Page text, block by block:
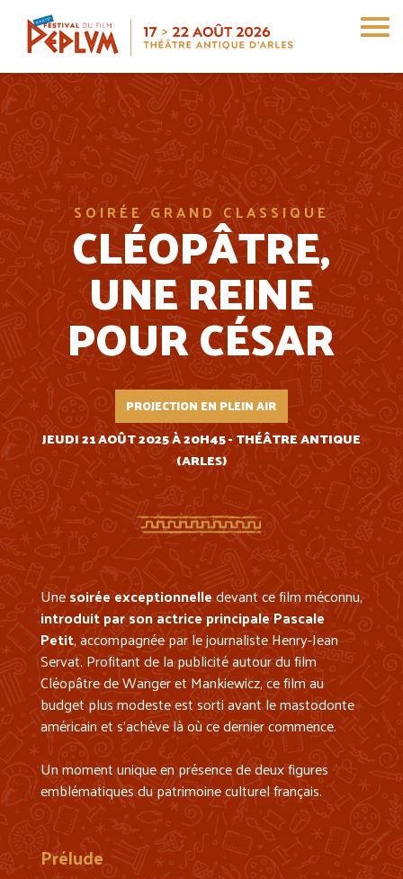
contenu
principal
SOIRÉE GRAND CLASSIQUE
CLÉOPÂTRE,
UNE REINE
POUR CÉSAR
PROJECTION EN PLEIN AIR
JEUDI 21 AOÛT 2025 À 20H45 - THÉÂTRE ANTIQUE
(ARLES)
Unesoirée exceptionnelledevant ce film méconnu,
introduit par son actrice principale Pascale
Petit, accompagnée par le journaliste Henry-Jean
Servat. Profitant de la publicité autour du film
Cléopâtre de Wanger et Mankiewicz, ce film au
budget plus modeste est sorti avant le mastodonte
américain et s’achève là où ce dernier commence.
Un moment unique en présence de deux figures
emblématiques du patrimoine culturel français.
Prélude